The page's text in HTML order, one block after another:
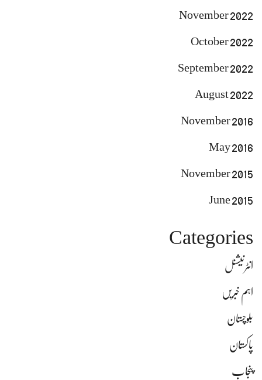
November 2022
October 2022
September 2022
August 2022
November 2016
May 2016
November 2015
June 2015
Categories
انٹرنیشنل
اہم خبریں
بلوچستان
پاکستان
پنجاب